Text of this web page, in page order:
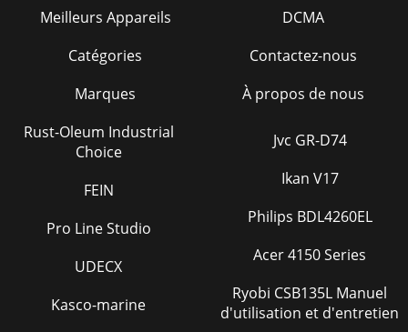
Meilleurs Appareils
Catégories
Marques
DCMA
Contactez-nous
À propos de nous
Rust-Oleum Industrial
Choice
FEIN
Pro Line Studio
UDECX
Kasco-marine
Jvc GR-D74
Ikan V17
Philips BDL4260EL
Acer 4150 Series
Ryobi CSB135L Manuel
d'utilisation et d'entretien